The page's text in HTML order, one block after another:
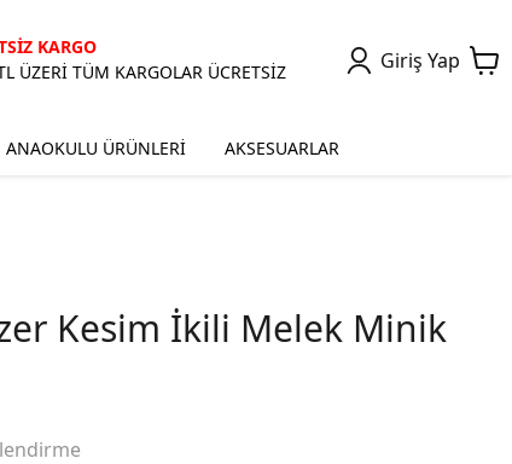
KARGO
ÜZERİ TÜM KARGOLAR ÜCRETSİZ
Giriş Yap
ANAOKULU ÜRÜNLERİ AKSESUARLAR
Kesim İkili Melek Minik